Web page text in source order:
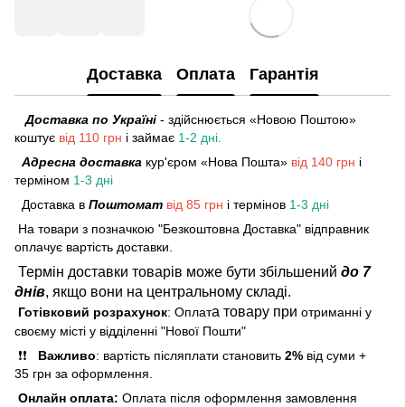
Доставка Оплата Гарантія
Доставка по Україні - здійснюється «Новою Поштою»
коштує від 110 грн і займає 1-2 дні.
Адресна доставка кур'єром «Нова Пошта» від 140 грн і
терміном 1-3 дні
Доставка в Поштомат від 85 грн і термінов 1-3 дні
На товари з позначкою "Безкоштовна Доставка" відправник
оплачує вартість доставки.
Термін доставки товарів може бути збільшений до 7
днів, якщо вони на центральному складі.
Готівковий розрахунок: Оплата товару при отриманні у
своєму місті у відділенні "Нової Пошти"
❗❗ Важливо: вартість післяплати становить 2% від суми +
35 грн за оформлення.
Онлайн оплата: Оплата після оформлення замовлення